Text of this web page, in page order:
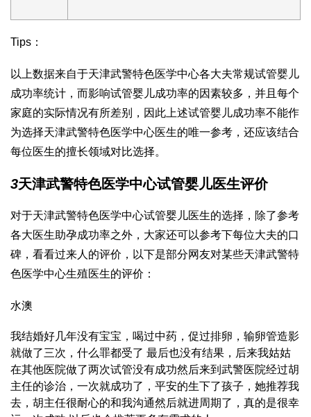
Tips：
以上数据来自于天津武警特色医学中心各大夫常规试管婴儿
成功率统计，而影响试管婴儿成功率的因素较多，并且每个
家庭的实际情况有所差别，因此上述试管婴儿成功率不能作
为选择天津武警特色医学中心医生的唯一参考，还应该结合
每位医生的擅长领域对比选择。
3天津武警特色医学中心试管婴儿医生评价
对于天津武警特色医学中心试管婴儿医生的选择，除了参考
各大医生助孕成功率之外，大家还可以参考下每位大夫的口
碑，看看过来人的评价，以下是部分网友对某些天津武警特
色医学中心生殖医生的评价：
水澳
我结婚好几年没有宝宝，喝过中药，促过排卵，输卵管造影
就做了三次，什么罪都受了 最后也没有结果，后来我姑姑
在其他医院做了两次试管没有成功然后来到武警医院经过胡
主任的诊治，一次就成功了，平安的生下了孩子，她推荐我
去，胡主任很耐心的和我沟通然后就进周期了，真的是很幸